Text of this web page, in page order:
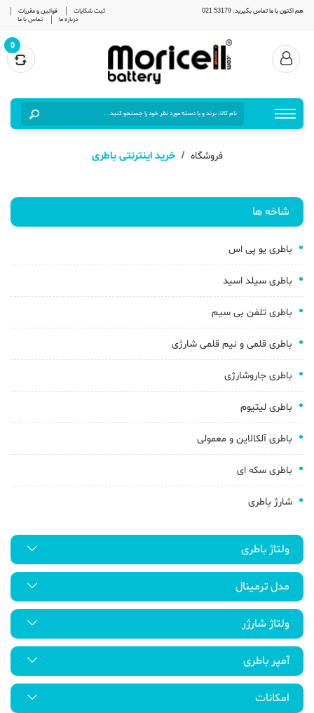
هم اکنون با ما تماس بگیرید: 53179 021 ثبت شکایات
قوانین و مقررات
درباره ما
تماس با ما
0
فروشگاه خرید اینترنتی باطری
شاخه ها
باطری یو پی اس
باطری سیلد اسید
باطری تلفن بی سیم
باطری قلمی و نیم قلمی شارژی
باطری جاروشارژی
باطری لیتیوم
باطری آلکالاین و معمولی
باطری سکه ای
شارژ باطری
ولتاژ باطری
مدل ترمینال
ولتاژ شارژر
آمپر باطری
امکانات